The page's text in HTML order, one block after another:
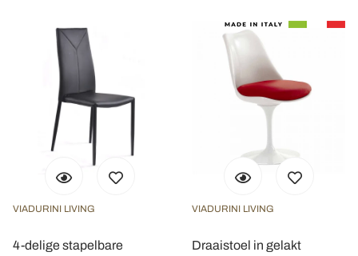
VIADURINI LIVING
4-delige stapelbare
VIADURINI LIVING
Draaistoel in gelakt